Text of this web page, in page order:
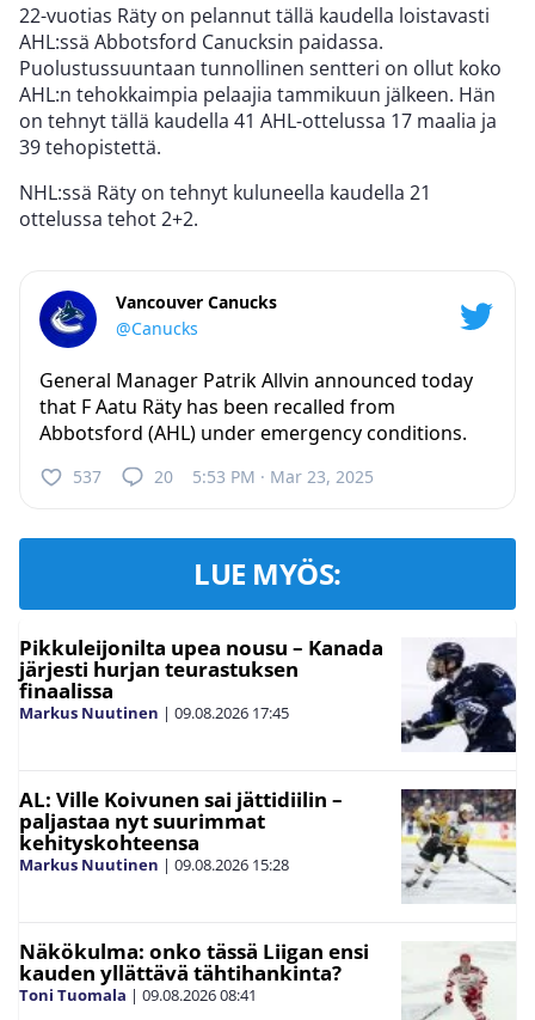
22-vuotias Räty on pelannut tällä kaudella loistavasti
AHL:ssä Abbotsford Canucksin paidassa.
Puolustussuuntaan tunnollinen sentteri on ollut koko
AHL:n tehokkaimpia pelaajia tammikuun jälkeen. Hän
on tehnyt tällä kaudella 41 AHL-ottelussa 17 maalia ja
39 tehopistettä.
NHL:ssä Räty on tehnyt kuluneella kaudella 21
ottelussa tehot 2+2.
Vancouver Canucks
@Canucks
General Manager Patrik Allvin announced today
that F Aatu Räty has been recalled from
Abbotsford (AHL) under emergency conditions.
537 20 5:53 PM · Mar 23, 2025
LUE MYÖS:
Pikkuleijonilta upea nousu – Kanada
järjesti hurjan teurastuksen
finaalissa
Markus Nuutinen | 09.08.2026 17:45
AL: Ville Koivunen sai jättidiilin –
paljastaa nyt suurimmat
kehityskohteensa
Markus Nuutinen | 09.08.2026 15:28
Näkökulma: onko tässä Liigan ensi
kauden yllättävä tähtihankinta?
Toni Tuomala | 09.08.202608:41